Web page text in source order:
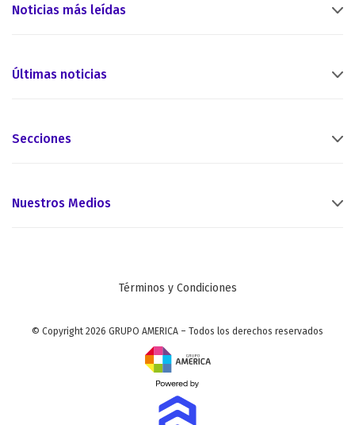
Noticias más leídas
Últimas noticias
Secciones
Nuestros Medios
Términos y Condiciones
© Copyright 2026 GRUPO AMERICA – Todos los derechos reservados